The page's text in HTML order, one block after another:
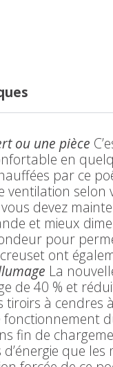
ou une pièce
en
par ce
ventilation
devez
et mieux
pour
ont
La
de 40 % et
à
fin de
que